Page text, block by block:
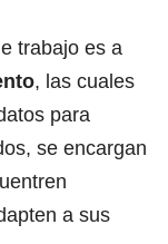
trabajo es a
, las cuales
para
se encargan
a sus